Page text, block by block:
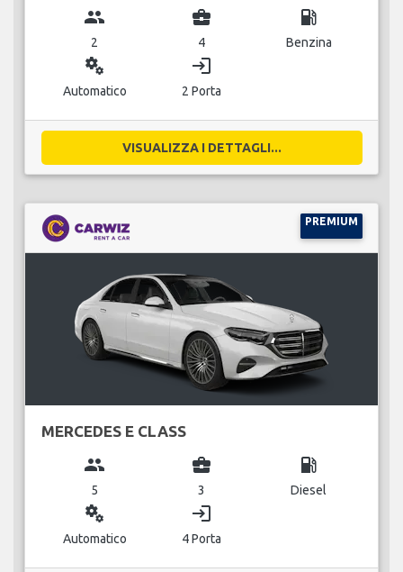
group
2
business_center
4
local_gas_station
Benzina
miscellaneous_services
Automatico
login
2 Porta
VISUALIZZA I DETTAGLI...
PREMIUM
MERCEDES E CLASS
group
5
business_center
3
local_gas_station
Diesel
miscellaneous_services
Automatico
login
4 Porta